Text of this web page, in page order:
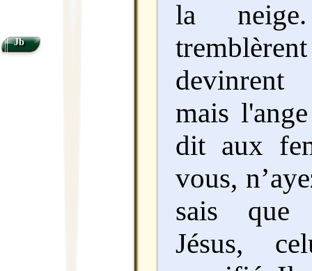
la
devinrent
mais
dit aux
vous,
sais que
Jésus,
Jb